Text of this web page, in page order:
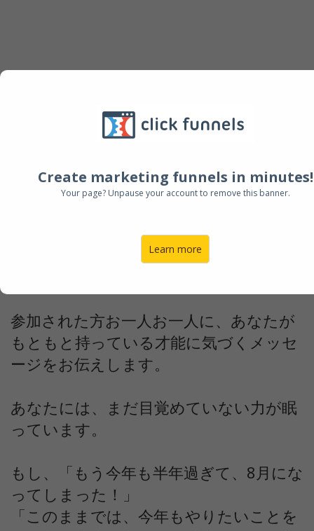
Create marketing funnels in minutes!
Your page? Unpause your account to remove this banner.
Learn more
ワークショップご参加特典 1
本来のあなたが持っている才能に目覚め
参加された方お一人お一人に、あなたが
もともと持っている才能に気づくメッセ
ージをお伝えします。
あなたには、まだ目覚めていない力が眠
っています。
もし、「もう今年も半年過ぎて、8月にな
ってしまった！」
「このままでは、今年もやりたいことを